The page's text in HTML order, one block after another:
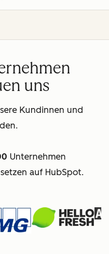
uns
Kundinnen und
Unternehmen
auf HubSpot.